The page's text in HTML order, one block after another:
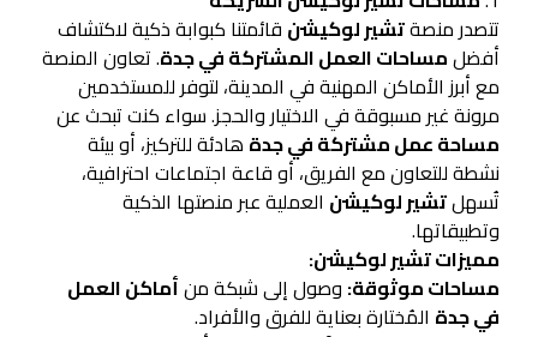
تتصدر منصةتشير لوكيشن قائمتنا كبوابة ذكية لاكتشاف
أفضلمساحات العمل المشتركة في جدة. تعاون المنصة
مع أبرز الأماكن المهنية في المدينة، لتوفر للمستخدمين
مرونة غير مسبوقة في الاختيار والحجز. سواء كنت تبحث عن
مساحة عمل مشتركة في جدة هادئة للتركيز، أو بيئة
نشطة للتعاون مع الفريق، أو قاعة اجتماعات احترافية،
تُسهلتشير لوكيشن العملية عبر منصتها الذكية
وتطبيقاتها.
مميزات تشير لوكيشن:
مساحات موثوقة: وصول إلى شبكة منأماكن العمل
في جدة المُختارة بعناية للفرق والأفراد.